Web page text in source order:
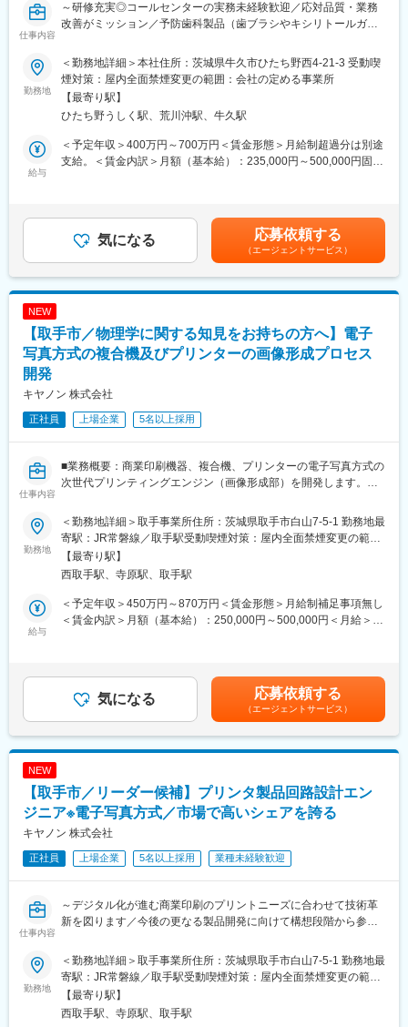
品を作り上げることを重視しています。当社が展開する『カヌ
ラ』のラインナップは1,000種類以上。顧客の要望を、迅速に実現
ラ』を実現できる技術力も当社の強みです。症例や用途、僅かな
寸法・角度に合わせた製品を開発できます。
変更の範囲：会社の定める業務
仕事内容
～研修充実◎コールセンターの実務未経験歓迎／応対品質・業務
改善がミッション／予防歯科製品（歯ブラシやキシリトールガム
■業務概要：
当社では予防歯科製品の普及を通じて、口腔内の健康を守り、社
会に貢献しております。
そんな当社にて、コールセンターの管理者（リーダー）として、
応対品質の管理・スタッフ育成をミッションに、組織の中核とし
■業務詳細：
・歯科医院や一般顧客からの電話・メールによる問い合わせ対応
・ロープレや勉強会の開催、スタッフへの研修
・物流センターとの調整業務や、必要に応じた各種サポート業務
デスクワークを中心とした現場業務となります。当社の予防歯科
製品や口腔ケア商品の「注文・案内・相談」業務が中心です。
■組織構成：
正社員問わず、協力しながら業務を推進しています。
■教育体制
コールセンターでの業務が未経験の方も安心してスタートできる
よう、充実した研修制度とロープレ・勉強会を予定しておりま
す。
入社後1か月は先輩社員がOJTで実践業務を指導し、歯科の知識は
■就業環境：
転勤なし・完全週休2日制・年間休日127日とワークライフバラン
予防歯科の社会的意義に直結する業務であり、顧客・患者様から
感謝の声を頂くことも多く、やりがいを実感できます。
リーダー職として、キャリアアップやマネジメントスキルも磨け
アップも可能です。
勤務地
＜勤務地詳細＞本社住所：茨城県牛久市ひたち野西4-21-3 受動喫
煙対策：屋内全面禁煙変更の範囲：会社の定める事業所
【最寄り駅】
ひたち野うしく駅、荒川沖駅、牛久駅
給与
＜予定年収＞400万円～700万円＜賃金形態＞月給制超過分は別途
支給。＜賃金内訳＞月額（基本給）：235,000円～500,000円固定
年齢・経験・スキルを考慮し決定します。賞与年2回あり。賃金は
あくまでも目安の金額であり、選考を通じて上下する可能性があ
ります。月給(月額)は固定手当を含めた表記です。
気になる 応募依頼する
（エージェントサービス）
NEW
【取手市／物理学に関する知見をお持ちの方へ】電子
写真方式の複合機及びプリンターの画像形成プロセス
開発
キヤノン 株式会社
正社員 上場企業 5名以上採用
仕事内容
■業務概要：商業印刷機器、複合機、プリンターの電子写真方式の
次世代プリンティングエンジン（画像形成部）を開発します。
がら、物理現象を可視化・分析してメカニズムを解明し、シミュ
レーションを駆使して新しい技術を開発していきます。また、自
ら特許を執筆して権利化、そして量産まで導くといった広範囲な
仕事内容になります。
多くのメンバーと関わりながら自分のアイデアによる技術を商品
に搭載できるとてもやりがいのある仕事です。ものづくりに興味
があり、新しいことに挑戦することが好きなチャレンジ精神旺盛
■キャリアイメージ：
20代：画像形成の5つのプロセスの内、1～2のプロセスの開発担
■チーム体制：
物理系の技術者が担当する画像プロセス開発は、5～15名のグル
ープで行います。また、複合機開発のチームは、物理の他に機
す。その中で密に協力しながら製品開発を行っています。
画像形成プロセス開発は、物理現象を可視化・分析してメカニズ
ムを解明し、シミュレーションを駆使して新しい技術を開発する
てその仕様を実現するためには、機械、電気、情報、化学系の技
術者と一致団結することが必要です。その結果、製品として形に
なったときにはもちろんのこと、お客様からポジティブなフィー
ドバックを頂いた時などにも大きなやりがいを感じられると思い
勤務地
＜勤務地詳細＞取手事業所住所：茨城県取手市白山7-5-1 勤務地最
寄駅：JR常磐線／取手駅受動喫煙対策：屋内全面禁煙変更の範
囲：会社の定める事業所
【最寄り駅】
西取手駅、寺原駅、取手駅
給与
＜予定年収＞450万円～870万円＜賃金形態＞月給制補足事項無し
＜賃金内訳＞月額（基本給）：250,000円～500,000円＜月給＞
あくまでも目安の金額であり、選考を通じて上下する可能性があ
ります。月給(月額)は固定手当を含めた表記です。
気になる 応募依頼する
（エージェントサービス）
NEW
【取手市／リーダー候補】プリンタ製品回路設計エン
ジニア※電子写真方式／市場で高いシェアを誇る
キヤノン 株式会社
正社員 上場企業 5名以上採用 業種未経験歓迎
仕事内容
～デジタル化が進む商業印刷のプリントニーズに合わせて技術革
新を図ります／今後の更なる製品開発に向けて構想段階から参画
■業務概要：電子写真方式プリンタ製品の仕様構想立案と電気ユニ
ットの設計、電気評価と測定結果に基づく改善対策の実施、コス
ト分析と調査、及び品質問題の対策検討を行います。
【業務詳細】
勤務地
＜勤務地詳細＞取手事業所住所：茨城県取手市白山7-5-1 勤務地最
寄駅：JR常磐線／取手駅受動喫煙対策：屋内全面禁煙変更の範
囲：会社の定める事業所
【最寄り駅】
西取手駅、寺原駅、取手駅